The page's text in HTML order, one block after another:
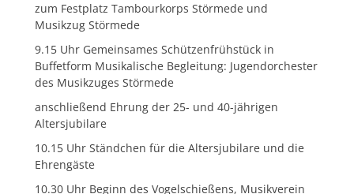
zum Festplatz Tambourkorps Störmede und
Musikzug Störmede
9.15 Uhr Gemeinsames Schützenfrühstück in
Buffetform Musikalische Begleitung: Jugendorchester
des Musikzuges Störmede
anschließend Ehrung der 25- und 40-jährigen
Altersjubilare
10.15 Uhr Ständchen für die Altersjubilare und die
Ehrengäste
10.30 Uhr Beginn des Vogelschießens, Musikverein